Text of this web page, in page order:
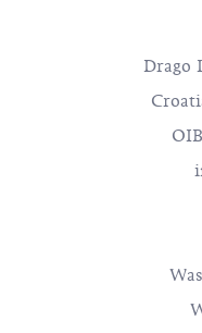
Drago